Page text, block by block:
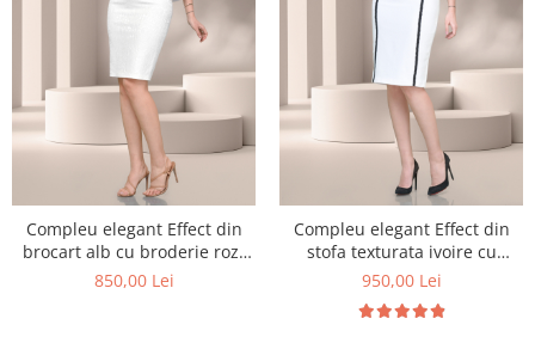
Compleu elegant Effect din
brocart alb cu broderie roz-
lila
850,00 Lei
Compleu elegant Effect din
stofa texturata ivoire cu
aplicatii si ciucuri negri
950,00 Lei